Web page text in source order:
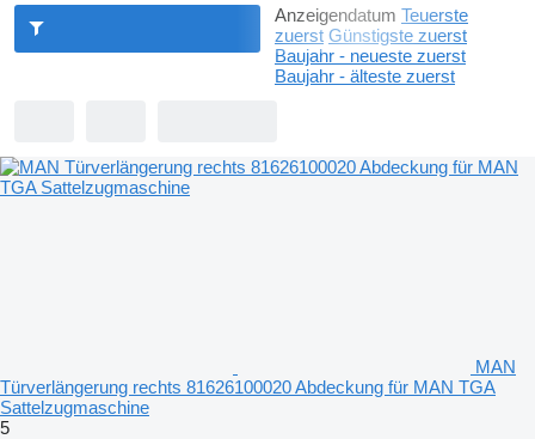
Anzeigendatum Teuerste
zuerst Günstigste zuerst
Baujahr - neueste zuerst
Baujahr - älteste zuerst
MAN
Türverlängerung rechts 81626100020 Abdeckung für MAN TGA
Sattelzugmaschine
5